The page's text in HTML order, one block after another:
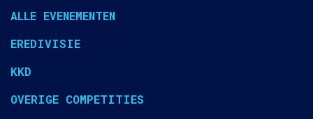
ALLE EVENEMENTEN
EREDIVISIE
KKD
OVERIGE COMPETITIES